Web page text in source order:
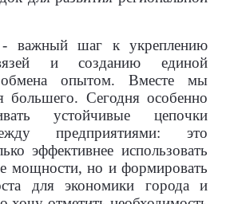
- важный шаг к укреплению
и созданию единой
опытом. Вместе мы
большего. Сегодня особенно
устойчивые цепочки
предприятиями: это
эффективнее использовать
мощности, но и формировать
для экономики города и